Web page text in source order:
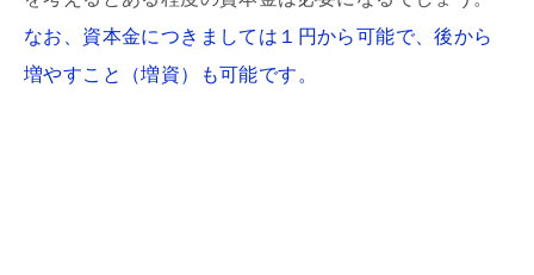
なお、資本金につきましては１円から可能で、後から
増やすこと（増資）も可能です。